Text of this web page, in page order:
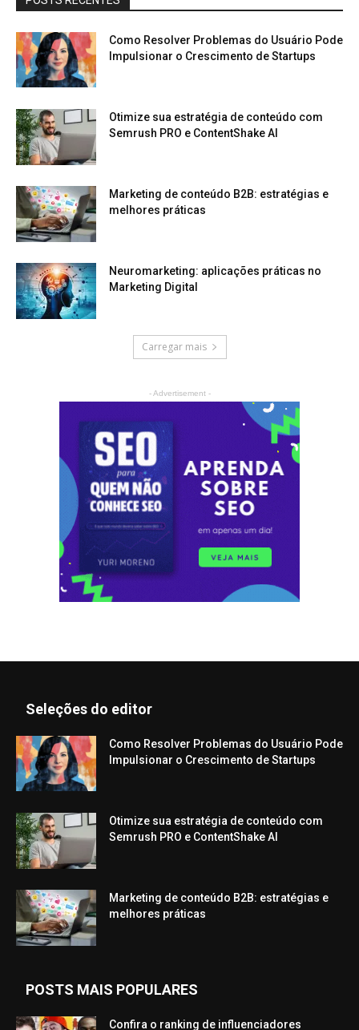
Como Resolver Problemas do Usuário Pode
Impulsionar o Crescimento de Startups
Otimize sua estratégia de conteúdo com
Semrush PRO e ContentShake AI
Marketing de conteúdo B2B: estratégias e
melhores práticas
Neuromarketing: aplicações práticas no
Marketing Digital
Carregar mais
- Advertisement -
Seleções do editor
Como Resolver Problemas do Usuário Pode
Impulsionar o Crescimento de Startups
Otimize sua estratégia de conteúdo com
Semrush PRO e ContentShake AI
Marketing de conteúdo B2B: estratégias e
melhores práticas
POSTS MAIS POPULARES
Confira o ranking de influenciadores